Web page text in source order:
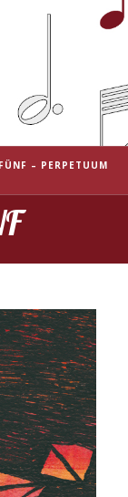
– PERPETUUM